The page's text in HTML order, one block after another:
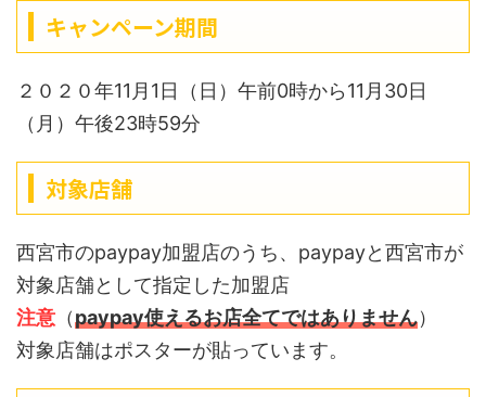
キャンペーン期間
２０２０年11月1日（日）午前0時から11月30日
（月）午後23時59分
対象店舗
西宮市のpaypay加盟店のうち、paypayと西宮市が
対象店舗として指定した加盟店
注意 （paypay使えるお店全てではありません）
対象店舗はポスターが貼っています。